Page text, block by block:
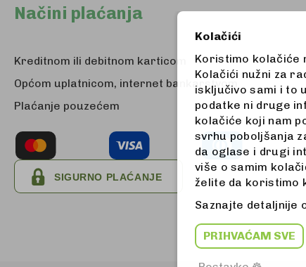
Načini plaćanja
Kreditnom ili debitnom karticom
Općom uplatnicom, internet bankarstvom
Plaćanje pouzećem
Kolačići
Koristimo kolačiće
Kolačići nužni za
isključivo sami i to
podatke ni druge
kolačiće koji nam
svrhu poboljšanja
da oglase i drugi
više o samim
želite da koristimo
Saznajte detaljnije
PRIHVAĆAM SVE